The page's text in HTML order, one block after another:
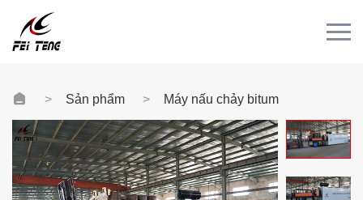
TIN TỨC
LIÊN HỆ
Sản phẩm Máy nấu chảy bitum